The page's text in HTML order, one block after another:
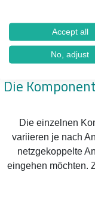
Die
Die einzelnen
variieren je nach
netzgekoppelte
eingehen möchten.
Accept all
No, adjust